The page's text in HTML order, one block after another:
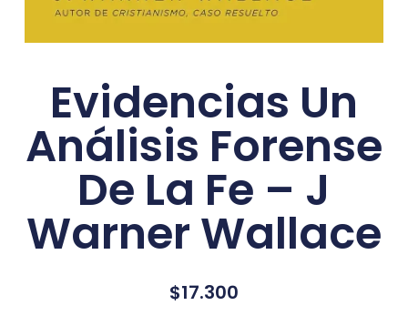
Evidencias Un
Análisis Forense
De La Fe – J
Warner Wallace
$17.300